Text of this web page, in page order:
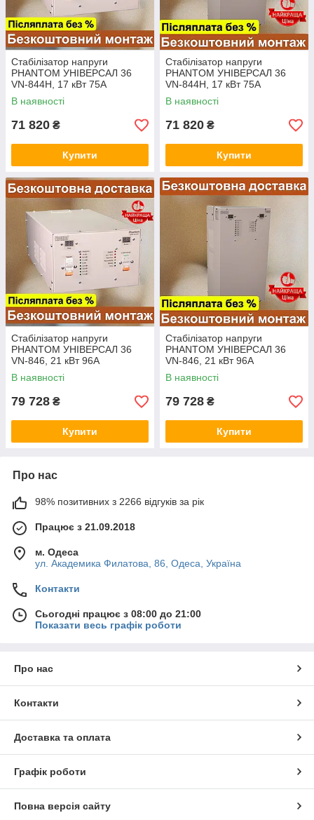
Стабілізатор напруги
PHANTOM УНІВЕРСАЛ 36
VN-844H, 17 кВт 75А
"УНІВЕРСАЛ 36", 110-280
Фантом перетворювач
В наявності
71 820 ₴
Купити
Стабілізатор напруги
PHANTOM УНІВЕРСАЛ 36
VN-844H, 17 кВт 75А
"УНІВЕРСАЛ 36", 110-280
Фантом перетворювач
В наявності
71 820 ₴
Купити
Стабілізатор напруги
PHANTOM УНІВЕРСАЛ 36
VN-846, 21 кВт 96А
"УНІВЕРСАЛ 36", 110-280
Фантом перетворювач
В наявності
79 728 ₴
Купити
Стабілізатор напруги
PHANTOM УНІВЕРСАЛ 36
VN-846, 21 кВт 96А
"УНІВЕРСАЛ 36", 110-280
Фантом перетворювач
В наявності
79 728 ₴
Купити
Про нас
98% позитивних з 2266 відгуків за рік
Працює з 21.09.2018
м. Одеса
ул. Академика Филатова, 86, Одеса, Україна
Контакти
Сьогодні працює з 08:00 до 21:00
Показати весь графік роботи
Про нас
Контакти
Доставка та оплата
Графік роботи
Повна версія сайту